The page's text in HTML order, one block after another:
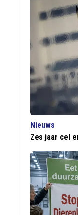
Nieuws
Zes jaar cel